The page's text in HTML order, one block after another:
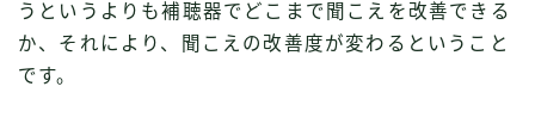
うというよりも補聴器でどこまで聞こえを改善できる
か、それにより、聞こえの改善度が変わるということ
です。